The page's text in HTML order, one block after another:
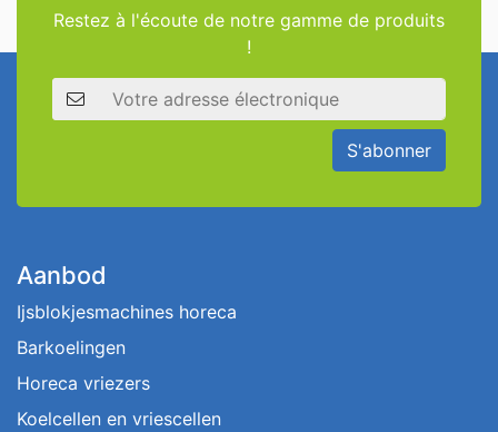
Restez à l'écoute de notre gamme de produits
!
Adresse électronique
S'abonner
Aanbod
Ijsblokjesmachines horeca
Barkoelingen
Horeca vriezers
Koelcellen en vriescellen